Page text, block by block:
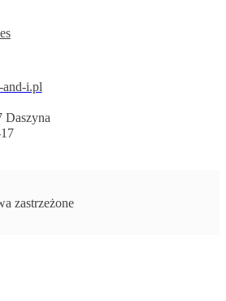
and-i.pl
Daszyna
zastrzeżone